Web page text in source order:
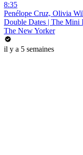
8:35
Penélope Cruz, Olivia
Double Dates | The Mini
The New Yorker
il y a 5 semaines